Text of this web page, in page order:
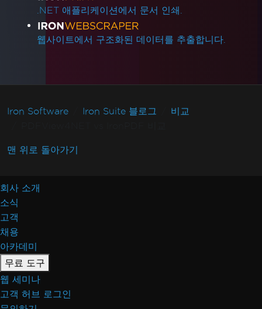
.NET 애플리케이션에서 문서 인쇄.
웹사이트에서 구조화된 데이터를 추출합니다.
Iron Software Iron Suite 블로그
비교
맨 위로 돌아가기
회사 소개
소식
고객
채용
아카데미
무료 도구
웹 세미나
고객 허브 로그인